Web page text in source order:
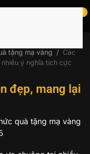
0
tặng mạ vàng
Các
ý nghĩa tích cực
đẹp, mang lại
quà tặng mạ vàng